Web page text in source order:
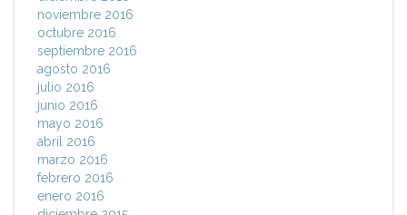
noviembre 2016
octubre 2016
septiembre 2016
agosto 2016
julio 2016
junio 2016
mayo 2016
abril 2016
marzo 2016
febrero 2016
enero 2016